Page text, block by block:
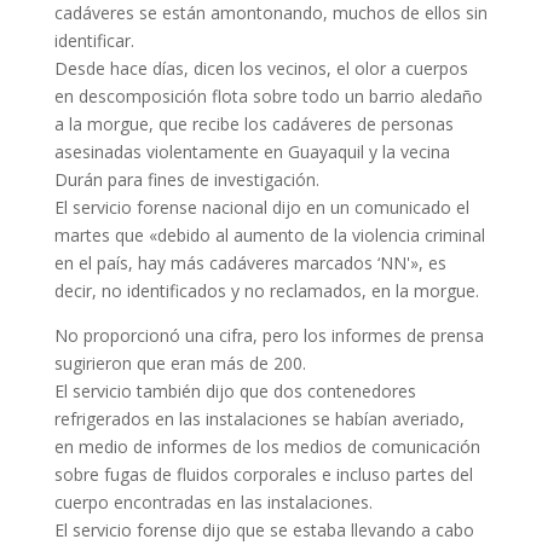
cadáveres se están amontonando, muchos de ellos sin
identificar.
Desde hace días, dicen los vecinos, el olor a cuerpos
en descomposición flota sobre todo un barrio aledaño
a la morgue, que recibe los cadáveres de personas
asesinadas violentamente en Guayaquil y la vecina
Durán para fines de investigación.
El servicio forense nacional dijo en un comunicado el
martes que «debido al aumento de la violencia criminal
en el país, hay más cadáveres marcados ‘NN'», es
decir, no identificados y no reclamados, en la morgue.
No proporcionó una cifra, pero los informes de prensa
sugirieron que eran más de 200.
El servicio también dijo que dos contenedores
refrigerados en las instalaciones se habían averiado,
en medio de informes de los medios de comunicación
sobre fugas de fluidos corporales e incluso partes del
cuerpo encontradas en las instalaciones.
El servicio forense dijo que se estaba llevando a cabo